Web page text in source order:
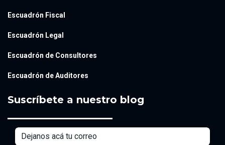
Escuadrón Fiscal
Escuadrón Legal
Escuadrón de Consultores
Escuadrón de Auditores
Suscríbete a nuestro blog